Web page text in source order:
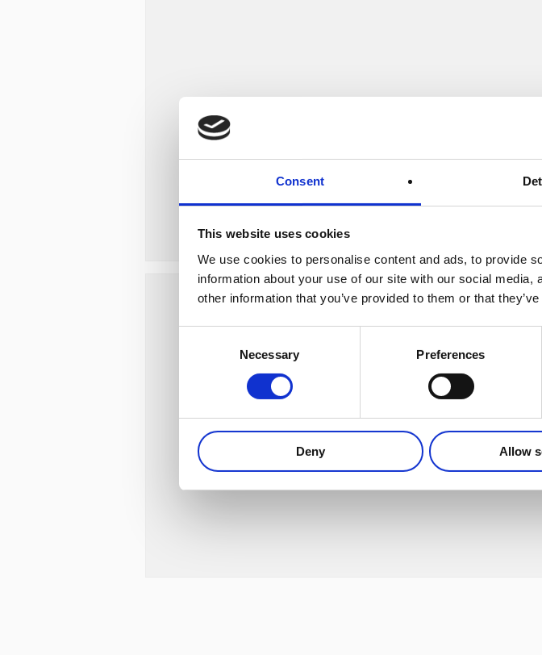
Consent
This website uses cookies
We use cookies to personalise content and ads, to provide
information about your use of our site with our social
other information that you’ve provided to them or that
Necessary Preferences
Deny Allow